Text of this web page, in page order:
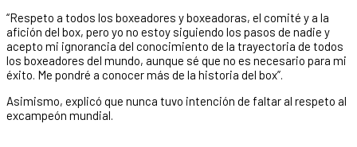
“Respeto a todos los boxeadores y boxeadoras, el comité y a la
afición del box, pero yo no estoy siguiendo los pasos de nadie y
acepto mi ignorancia del conocimiento de la trayectoria de todos
los boxeadores del mundo, aunque sé que no es necesario para mi
éxito. Me pondré a conocer más de la historia del box”.
Asimismo, explicó que nunca tuvo intención de faltar al respeto al
excampeón mundial.